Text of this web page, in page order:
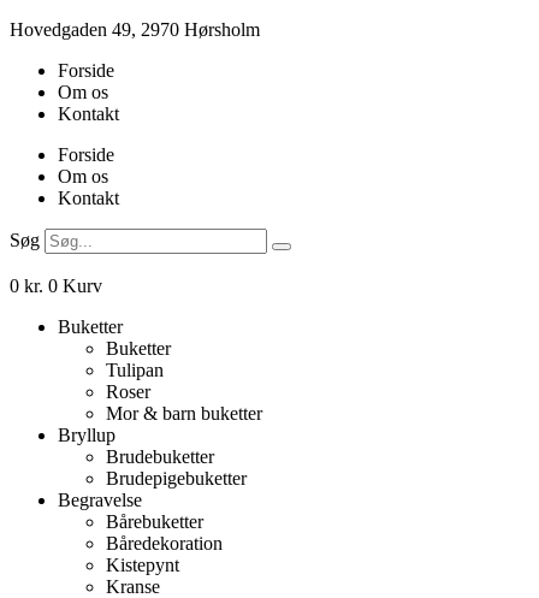
Videre
indhold
Hovedgaden 49, 2970 Hørsholm
Forside
Om os
Kontakt
Forside
Om os
Kontakt
Søg
0 kr. 0 Kurv
Buketter
Buketter
Tulipan
Roser
Mor & barn buketter
Bryllup
Brudebuketter
Brudepigebuketter
Begravelse
Bårebuketter
Båredekoration
Kistepynt
Kranse